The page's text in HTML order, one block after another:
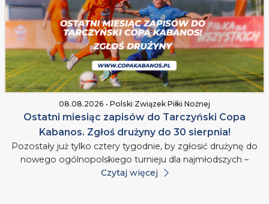
08.08.2026 • Polski Związek Piłki Nożnej
Ostatni miesiąc zapisów do Tarczyński Copa
Kabanos. Zgłoś drużyny do 30 sierpnia!
Pozostały już tylko cztery tygodnie, by zgłosić drużynę do
nowego ogólnopolskiego turnieju dla najmłodszych –
Czytaj więcej